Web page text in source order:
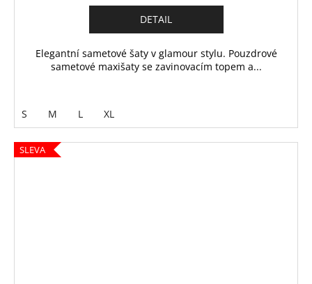
DETAIL
Elegantní sametové šaty v glamour stylu. Pouzdrové
sametové maxišaty se zavinovacím topem a...
S M L XL
SLEVA